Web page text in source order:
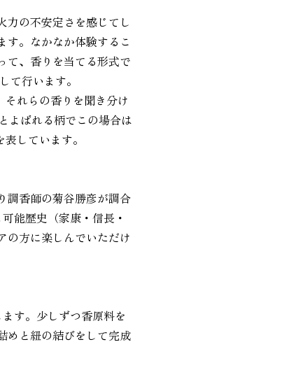
力の不安定さを感じてし
す。なかなか体験するこ
て、香りを当てる形式で
て行います。
れらの香りを聞き分け
よばれる柄でこの場合は
しています。
調香師の菊谷勝彦が調合
能歴史（家康・信長・
の方に楽しんでいただけ
す。少しずつ香原料を
めと紐の結びをして完成